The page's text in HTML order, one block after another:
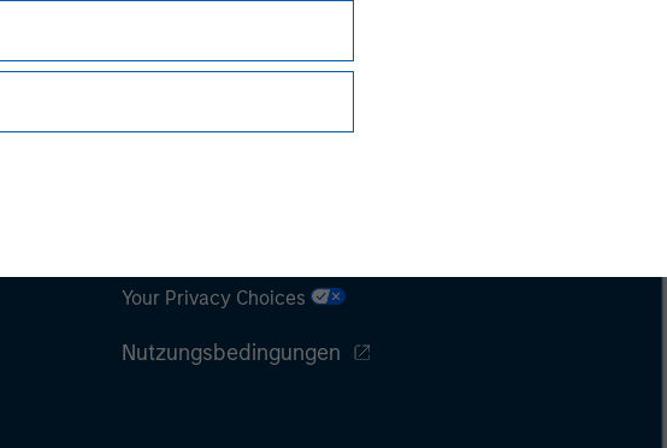
Your Privacy Choices
Nutzungsbedingungen